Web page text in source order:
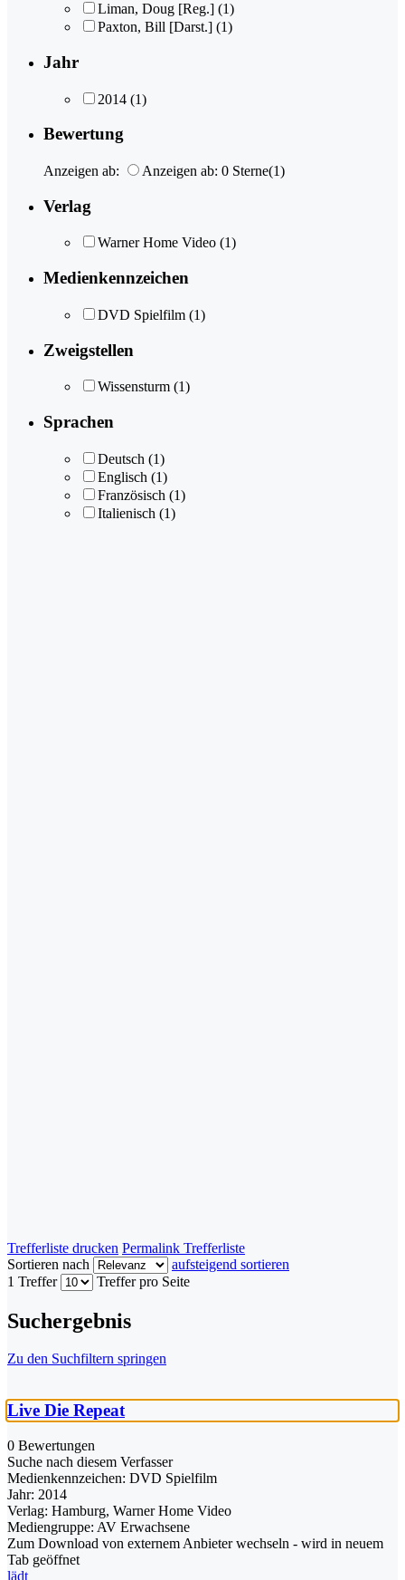
Liman, Doug [Reg.] (1)
Paxton, Bill [Darst.] (1)
Jahr
2014 (1)
Bewertung
Anzeigen ab: Anzeigen ab: 0 Sterne(1)
Verlag
Warner Home Video (1)
Medienkennzeichen
DVD Spielfilm (1)
Zweigstellen
Wissensturm (1)
Sprachen
Deutsch (1)
Englisch (1)
Französisch (1)
Italienisch (1)
Trefferliste drucken Permalink Trefferliste
Sortieren nach
aufsteigend sortieren
1 Treffer
Treffer pro Seite
Suchergebnis
Zu den Suchfiltern springen
Live Die Repeat
0 Bewertungen
Suche nach diesem Verfasser
Medienkennzeichen: DVD Spielfilm
Jahr: 2014
Verlag: Hamburg, Warner Home Video
Mediengruppe: AV Erwachsene
Zum Download von externem Anbieter wechseln - wird in neuem
Tab geöffnet
lädt